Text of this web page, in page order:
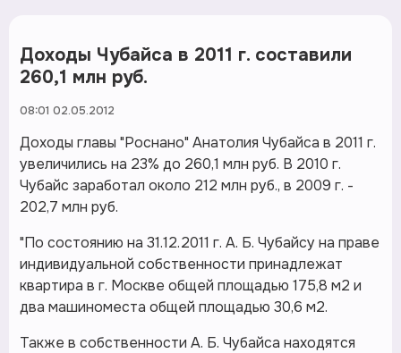
Доходы Чубайса в 2011 г. составили
260,1 млн руб.
08:01 02.05.2012
Доходы главы "Роснано" Анатолия Чубайса в 2011 г.
увеличились на 23% до 260,1 млн руб. В 2010 г.
Чубайс заработал около 212 млн руб., в 2009 г. -
202,7 млн руб.
"По состоянию на 31.12.2011 г. А. Б. Чубайсу на праве
индивидуальной собственности принадлежат
квартира в г. Москве общей площадью 175,8 м2 и
два машиноместа общей площадью 30,6 м2.
Также в собственности А. Б. Чубайса находятся